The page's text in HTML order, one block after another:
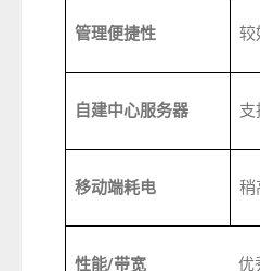
管理便捷性 较
自建中心服务器 支
移动端耗电 稍
性能/带宽 优